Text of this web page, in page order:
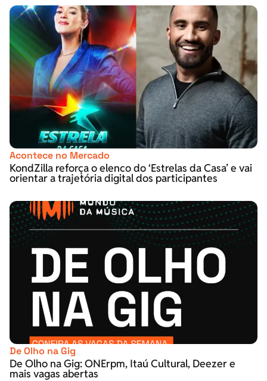
Acontece no Mercado
KondZilla reforça o elenco do ‘Estrelas da Casa’ e vai
orientar a trajetória digital dos participantes
De Olho na Gig
De Olho na Gig: ONErpm, Itaú Cultural, Deezer e
mais vagas abertas